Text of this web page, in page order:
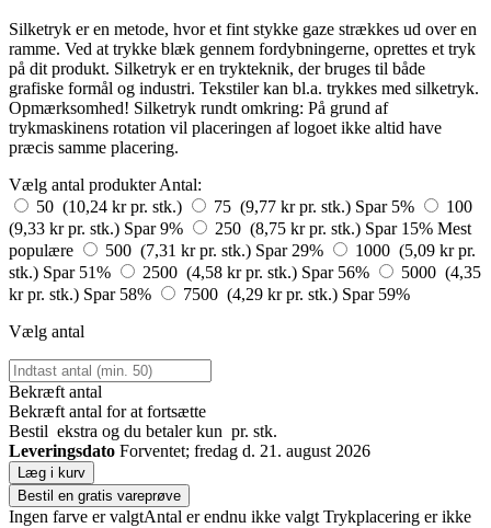
Silketryk er en metode, hvor et fint stykke gaze strækkes ud over en
ramme. Ved at trykke blæk gennem fordybningerne, oprettes et tryk
på dit produkt. Silketryk er en trykteknik, der bruges til både
grafiske formål og industri. Tekstiler kan bl.a. trykkes med silketryk.
Opmærksomhed! Silketryk rundt omkring: På grund af
trykmaskinens rotation vil placeringen af logoet ikke altid have
præcis samme placering.
Vælg antal produkterAntal:
50 (10,24 kr pr. stk.)
75 (9,77 kr pr. stk.) Spar 5%
100
(9,33 kr pr. stk.) Spar 9% 250 (8,75 kr pr. stk.) Spar 15% Mest
populære
500 (7,31 kr pr. stk.) Spar 29%
1000 (5,09 kr pr.
stk.) Spar 51% 2500 (4,58 kr pr. stk.) Spar 56%
5000 (4,35
kr pr. stk.) Spar 58% 7500 (4,29 kr pr. stk.) Spar 59%
Vælg antal
Bekræft antal
Bekræft antal for at fortsætte
Bestil ekstra og du betaler kun pr. stk.
Leveringsdato Forventet; fredag d. 21. august 2026
Læg i kurv
Bestil en gratis vareprøve
Ingen farve er valgtAntal er endnu ikke valgt Trykplacering er ikke